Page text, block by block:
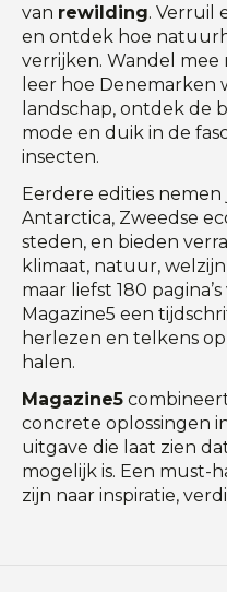
van rewilding. Verruil
en ontdek hoe
verrijken. Wandel mee
leer hoe Denemarken
landschap, ontdek de
mode en duik in de
insecten.
Eerdere edities
Antarctica, Zweedse
steden, en bieden
klimaat, natuur,
maar liefst 180
Magazine5 een
herlezen en telkens
halen.
Magazine5
concrete oplossingen
uitgave die laat zien
mogelijk is. Een must-
zijn naar inspiratie,